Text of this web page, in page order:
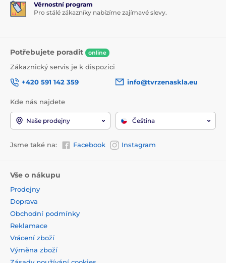
Věrnostní program
Pro stálé zákazníky nabízíme zajímavé slevy.
Potřebujete poradit online
Zákaznický servis je k dispozici
+420 591 142 359
info@tvrzenaskla.eu
Kde nás najdete
Naše prodejny Čeština
Jsme také na: Facebook Instagram
Vše o nákupu
Prodejny
Doprava
Obchodní podmínky
Reklamace
Vrácení zboží
Výměna zboží